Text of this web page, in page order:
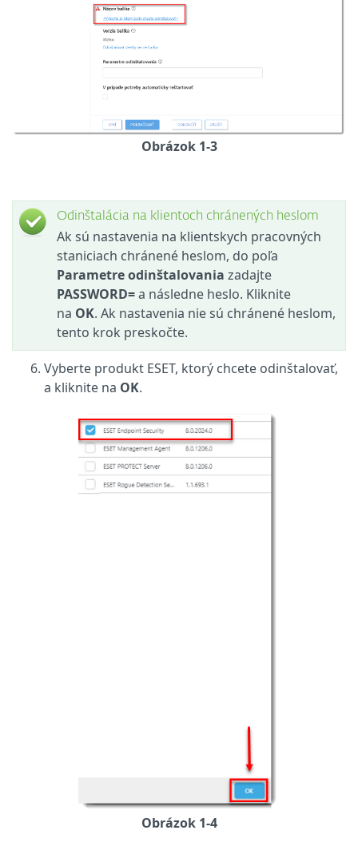
Obrázok 1-3
Odinštalácia na klientoch chránených heslom
Ak sú nastavenia na klientskych pracovných
staniciach chránené heslom, do poľa
Parametre odinštalovania zadajte
PASSWORD=a následne heslo. Kliknite
na OK. Ak nastavenia nie sú chránené heslom,
tento krok preskočte.
Vyberte produkt ESET, ktorý chcete odinštalovať,
a kliknite na OK.
Obrázok 1-4